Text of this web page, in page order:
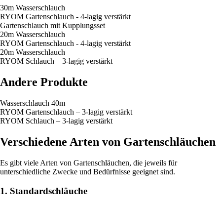
30m Wasserschlauch
RYOM Gartenschlauch - 4-lagig verstärkt
Gartenschlauch mit Kupplungsset
20m Wasserschlauch
RYOM Gartenschlauch - 4-lagig verstärkt
20m Wasserschlauch
RYOM Schlauch – 3-lagig verstärkt
Andere Produkte
Wasserschlauch 40m
RYOM Gartenschlauch – 3-lagig verstärkt
RYOM Schlauch – 3-lagig verstärkt
Verschiedene Arten von Gartenschläuchen
Es gibt viele Arten von Gartenschläuchen, die jeweils für
unterschiedliche Zwecke und Bedürfnisse geeignet sind.
1. Standardschläuche